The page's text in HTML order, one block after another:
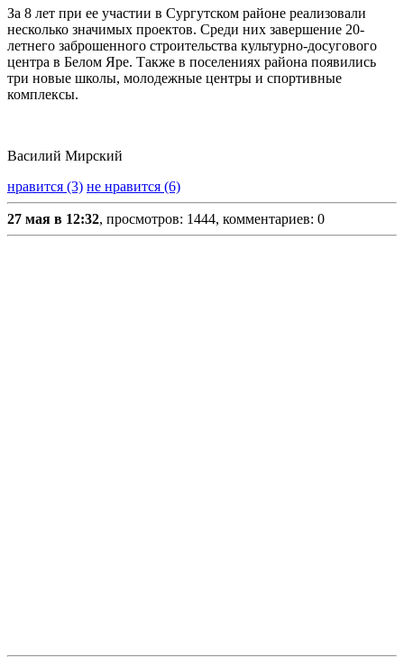
За 8 лет при ее участии в Сургутском районе реализовали
несколько значимых проектов. Среди них завершение 20-
летнего заброшенного строительства культурно-досугового
центра в Белом Яре. Также в поселениях района появились
три новые школы, молодежные центры и спортивные
комплексы.
Василий Мирский
нравится (3) не нравится (6)
27 мая в 12:32, просмотров: 1444, комментариев: 0